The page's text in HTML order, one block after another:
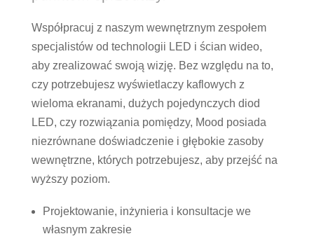
Współpracuj z naszym wewnętrznym zespołem
specjalistów od technologii LED i ścian wideo,
aby zrealizować swoją wizję. Bez względu na to,
czy potrzebujesz wyświetlaczy kaflowych z
wieloma ekranami, dużych pojedynczych diod
LED, czy rozwiązania pomiędzy, Mood posiada
niezrównane doświadczenie i głębokie zasoby
wewnętrzne, których potrzebujesz, aby przejść na
wyższy poziom.
Projektowanie, inżynieria i konsultacje we
własnym zakresie